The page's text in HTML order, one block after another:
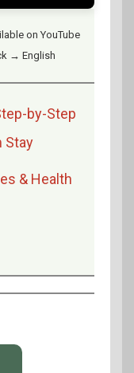
on YouTube
→ English
by-Step
Stay
& Health